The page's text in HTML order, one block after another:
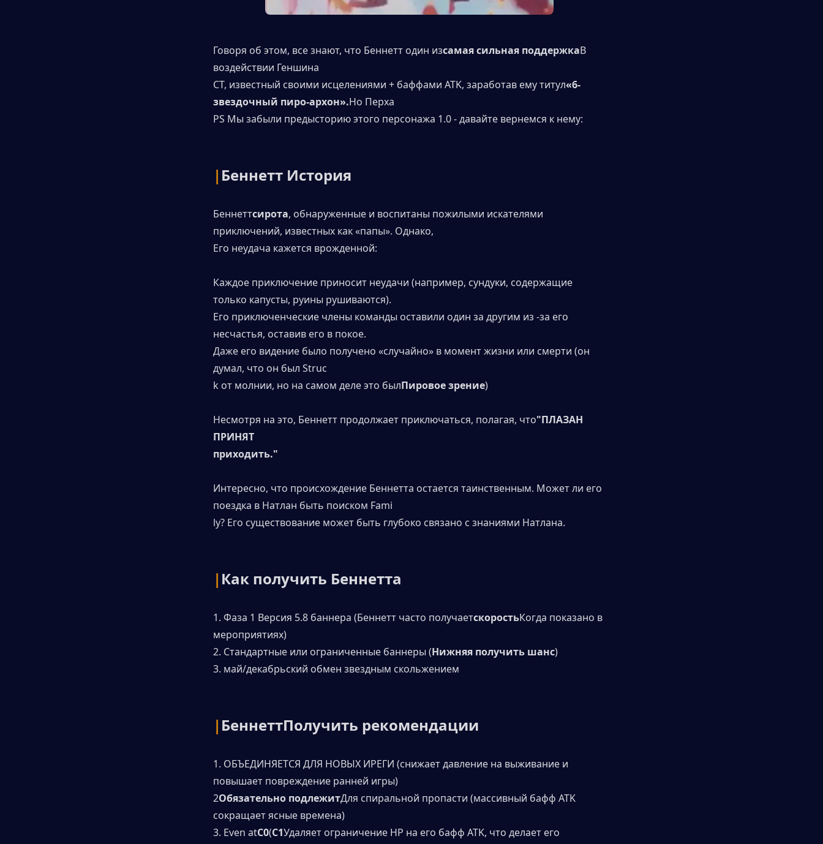
Говоря об этом, все знают, что Беннетт один изсамая сильная поддержкаВ
воздействии Геншина
CT, известный своими исцелениями + баффами ATK, заработав ему титул«6-
звездочный пиро-архон».Но Перха
PS Мы забыли предысторию этого персонажа 1.0 - давайте вернемся к нему:
| Беннетт История
Беннеттсирота, обнаруженные и воспитаны пожилыми искателями
приключений, известных как «папы». Однако,
Его неудача кажется врожденной:
Каждое приключение приносит неудачи (например, сундуки, содержащие
только капусты, руины рушиваются).
Его приключенческие члены команды оставили один за другим из -за его
несчастья, оставив его в покое.
Даже его видение было получено «случайно» в момент жизни или смерти (он
думал, что он был Struc
k от молнии, но на самом деле это былПировое зрение)
Несмотря на это, Беннетт продолжает приключаться, полагая, что"ПЛАЗАН
ПРИНЯТ
приходить."
Интересно, что происхождение Беннетта остается таинственным. Может ли его
поездка в Натлан быть поиском Fami
ly? Его существование может быть глубоко связано с знаниями Натлана.
| Как получить Беннетта
1. Фаза 1 Версия 5.8 баннера (Беннетт часто получаетскоростьКогда показано в
мероприятиях)
2. Стандартные или ограниченные баннеры (Нижняя получить шанс)
3. май/декабрьский обмен звездным скольжением
| БеннеттПолучить рекомендации
1. ОБЪЕДИНЯЕТСЯ ДЛЯ НОВЫХ ИРЕГИ (снижает давление на выживание и
повышает повреждение ранней игры)
2Обязательно подлежитДля спиральной пропасти (массивный бафф ATK
сокращает ясные времена)
3. Even atC0(C1Удаляет ограничение HP на его бафф ATK, что делает его